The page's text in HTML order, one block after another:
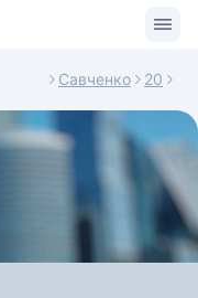
Савченко 20